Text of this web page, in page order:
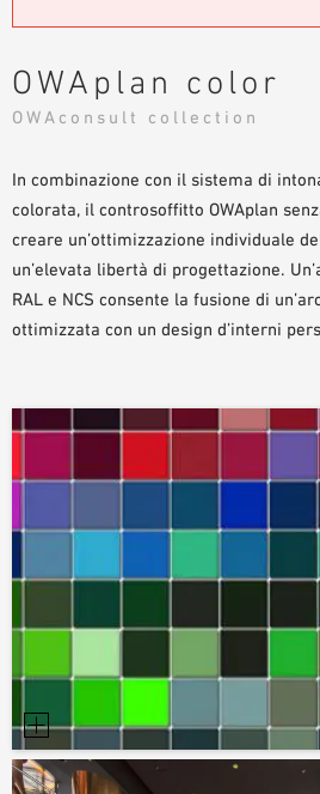
CAPITOLATI D’APPALTO
DOWNLOAD
AUSILII PER LA PROGETTAZIONE
VIDEO
ORDINE CAMPIONE
OWAplan color
OWAconsult collection
In combinazione con il sistema di
colorata, il controsoffitto OWAplan
creare un’ottimizzazione individuale
un’elevata libertà di progettazione.
RAL e NCS consente la fusione di
ottimizzata con un design d’interni